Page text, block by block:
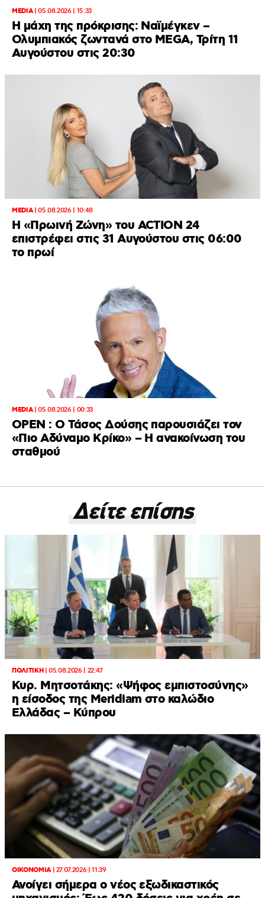
MEDIA|05.08.2026 | 15:33
Η μάχη της πρόκρισης: Ναϊμέγκεν –
Ολυμπιακός ζωντανά στο MEGA, Τρίτη 11
Αυγούστου στις 20:30
MEDIA|05.08.2026 | 10:48
Η «Πρωινή Ζώνη» του ACTION 24
επιστρέφει στις 31 Αυγούστου στις 06:00
το πρωί
MEDIA|05.08.2026 | 00:33
OPEN : Ο Τάσος Δούσης παρουσιάζει τον
«Πιο Αδύναμο Κρίκο» – Η ανακοίνωση του
σταθμού
Δείτε επίσης
ΠΟΛΙΤΙΚΗ|05.08.2026 | 22:47
Κυρ. Μητσοτάκης: «Ψήφος εμπιστοσύνης»
η είσοδος της Meridiam στο καλώδιο
Ελλάδας – Κύπρου
ΟΙΚΟΝΟΜΙΑ| 27.07.2026 | 11:39
Ανοίγει σήμερα ο νέος εξωδικαστικός